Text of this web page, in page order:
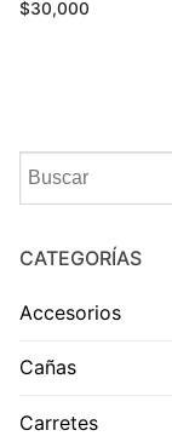
$30,000
CATEGORÍAS
Accesorios
Cañas
Carretes